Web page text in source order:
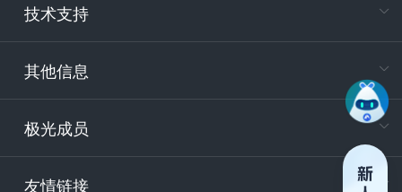
技术支持
其他信息
极光成员
友情链接
400-
技
安